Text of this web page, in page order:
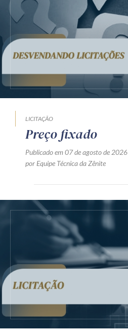
LICITAÇÃO
Preço fixado
Publicado em 07 de agosto de 2026
por Equipe Técnica da Zênite